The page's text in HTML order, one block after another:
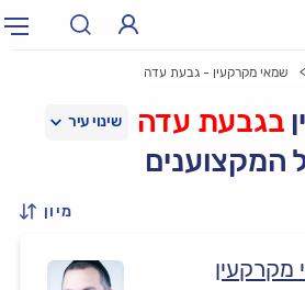
שמאי מקרקעין - גבעת עדה
בגבעת עדה
המקצוענים
מיון
מקרקעין